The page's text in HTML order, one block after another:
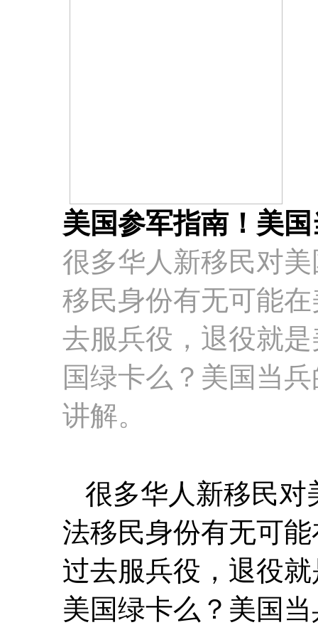
美国参军指南！美
很多华人新移民对
移民身份有无可能
去服兵役，退役就
国绿卡么？美国当
讲解。
很多华人新移民对
法移民身份有无可
过去服兵役，退役
美国绿卡么？美国